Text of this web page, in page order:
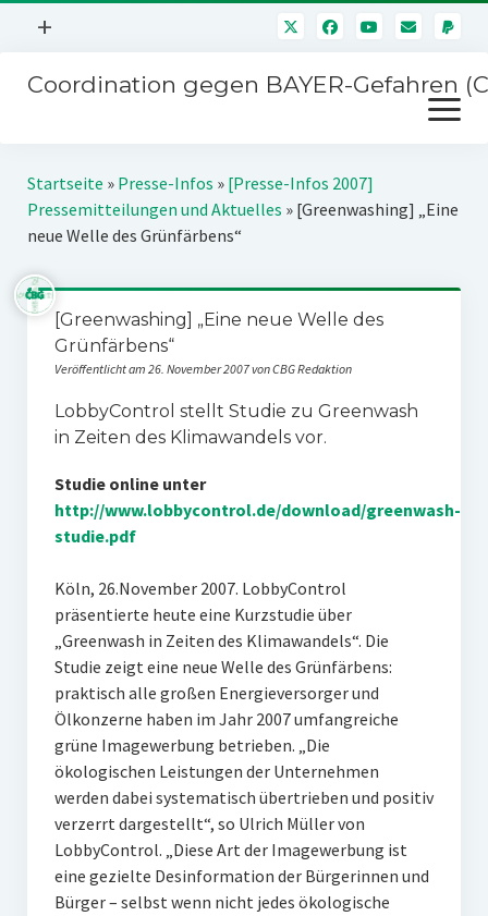
Menü
+
Mitmachen
Über uns
Kontakt
Impressum
Störfälle
Coordination gegen BAYER-Gefahren
Menü
öffnen
Kampagnen
Stichwort BAYER
Jahrestagung
SPENDEN
Startseite » Presse-Infos » [Presse-Infos 2007]
Pressemitteilungen und Aktuelles » [Greenwashing] „Eine
neue Welle des Grünfärbens“
[Greenwashing] „Eine neue Welle des
Grünfärbens“
Veröffentlicht am 26. November 2007 von CBG Redaktion
LobbyControl stellt Studie zu Greenwash
in Zeiten des Klimawandels vor.
Studie online unter
http://www.lobbycontrol.de/download/greenwash-
studie.pdf
Köln, 26.November 2007. LobbyControl
präsentierte heute eine Kurzstudie über
„Greenwash in Zeiten des Klimawandels“. Die
Studie zeigt eine neue Welle des Grünfärbens:
praktisch alle großen Energieversorger und
Ölkonzerne haben im Jahr 2007 umfangreiche
grüne Imagewerbung betrieben. „Die
ökologischen Leistungen der Unternehmen
werden dabei systematisch übertrieben und positiv
verzerrt dargestellt“, so Ulrich Müller von
LobbyControl. „Diese Art der Imagewerbung ist
eine gezielte Desinformation der Bürgerinnen und
Bürger – selbst wenn nicht jedes ökologische